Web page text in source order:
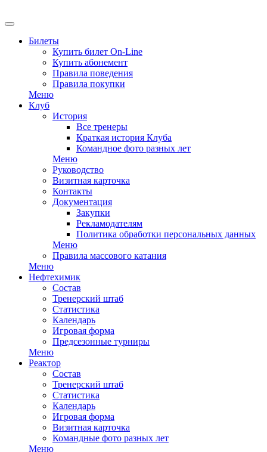
Билеты
Купить билет On-Line
Купить абонемент
Правила поведения
Правила покупки
Меню
Клуб
История
Все тренеры
Краткая история Клуба
Командное фото разных лет
Меню
Руководство
Визитная карточка
Контакты
Документация
Закупки
Рекламодателям
Политика обработки персональных данных
Меню
Правила массового катания
Меню
Нефтехимик
Состав
Тренерский штаб
Статистика
Календарь
Игровая форма
Предсезонные турниры
Меню
Реактор
Состав
Тренерский штаб
Статистика
Календарь
Игровая форма
Визитная карточка
Командные фото разных лет
Меню